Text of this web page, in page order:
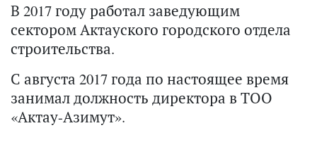
В 2017 году работал заведующим
сектором Актауского городского отдела
строительства.
С августа 2017 года по настоящее время
занимал должность директора в ТОО
«Актау-Азимут».